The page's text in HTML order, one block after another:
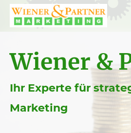
Wiener &
Ihr Experte für
Marketing